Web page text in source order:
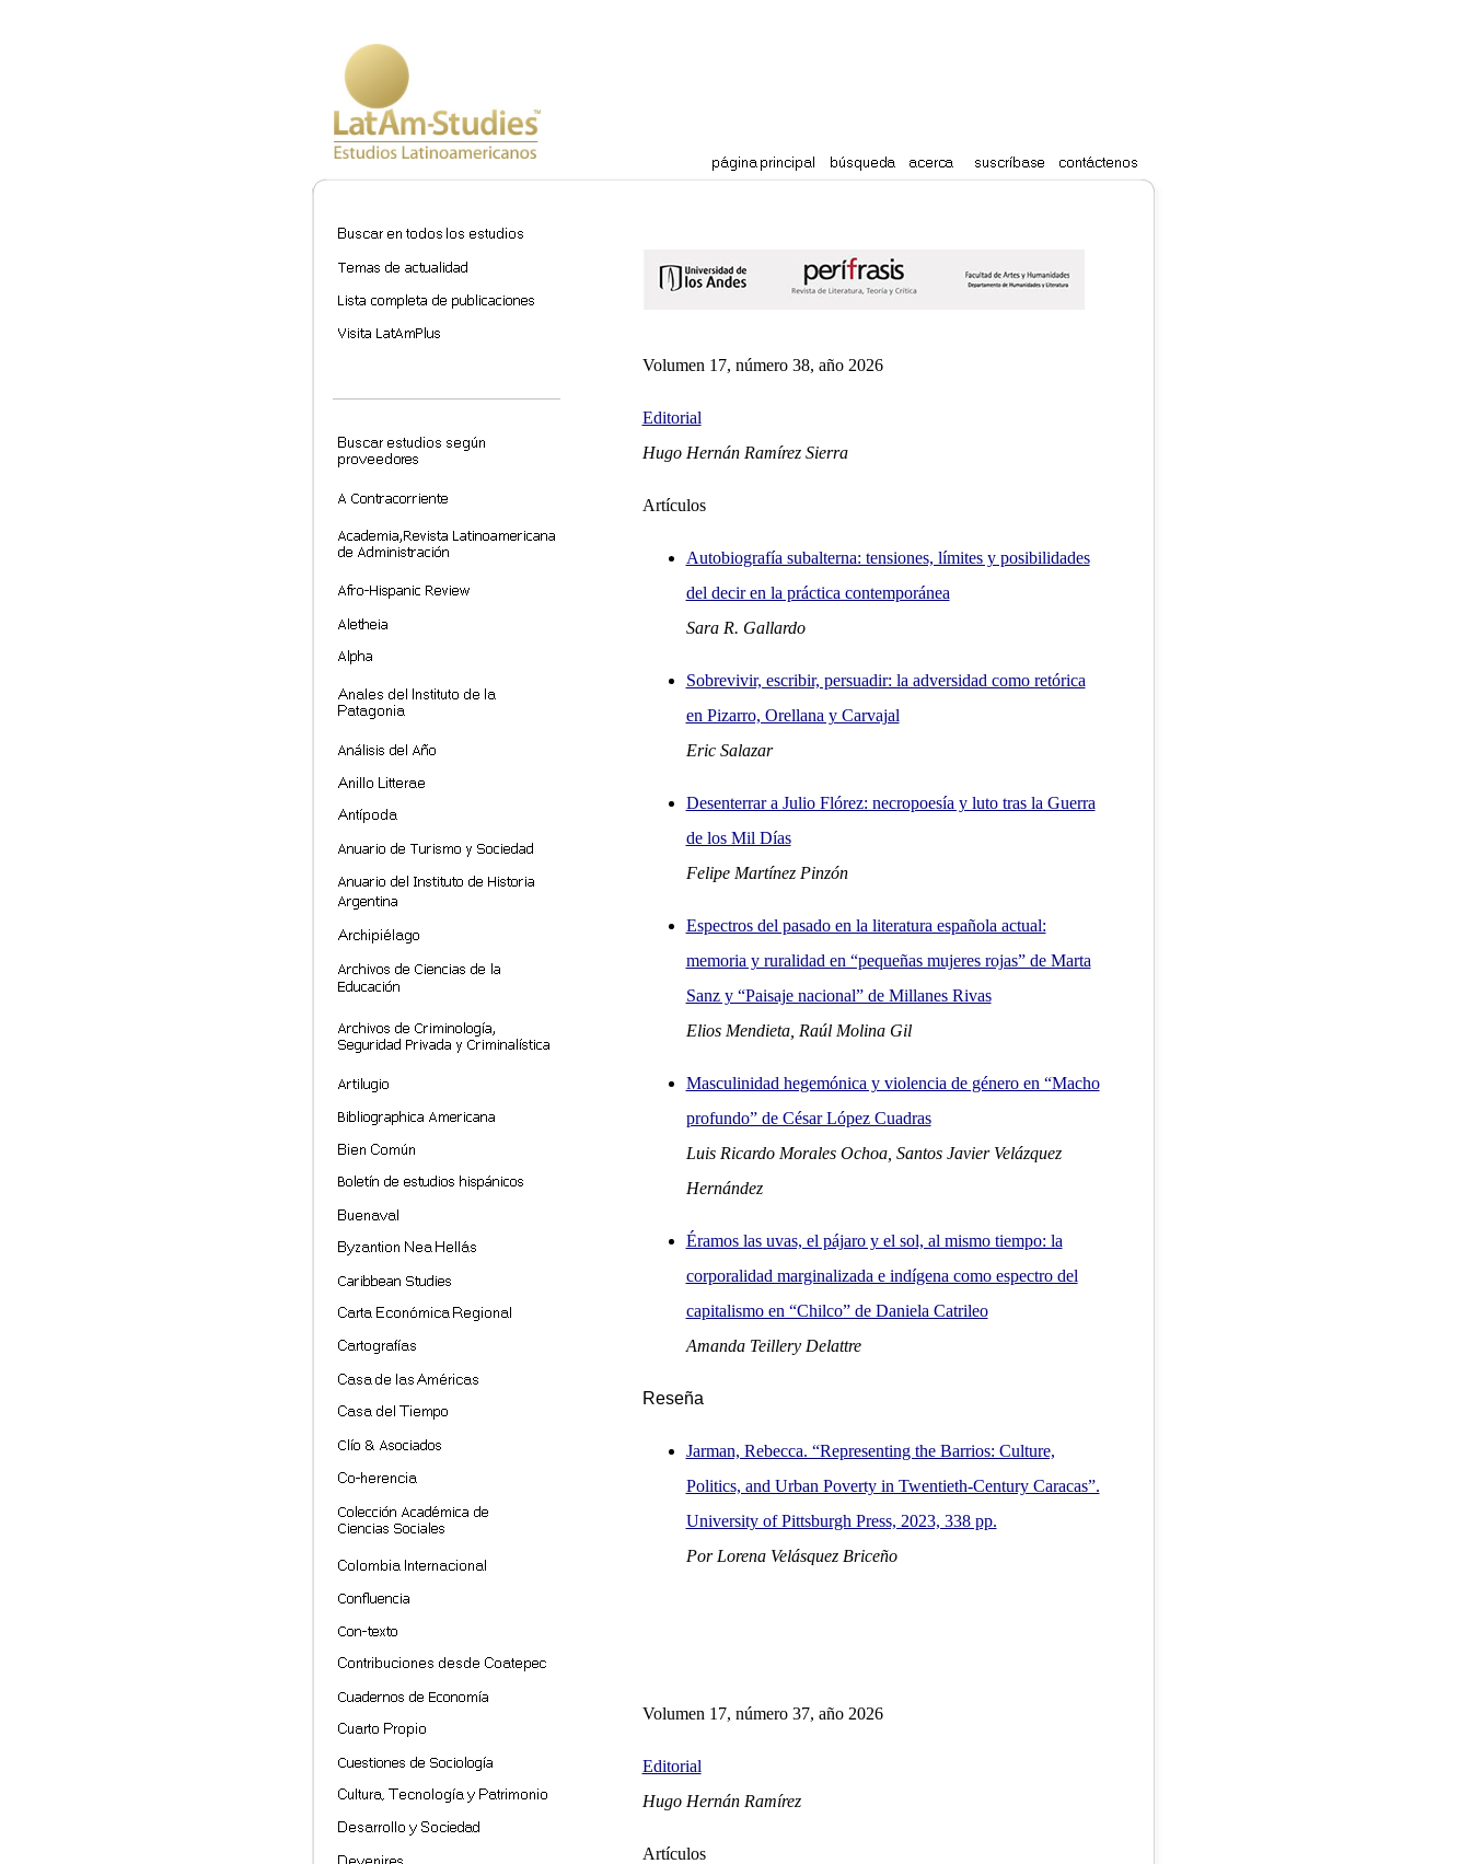
Volumen 17, número 38, año 2026
Editorial
Hugo Hernán Ramírez Sierra
Artículos
Autobiografía subalterna: tensiones, límites y posibilidades
del decir en la práctica contemporánea
Sara R. Gallardo
Sobrevivir, escribir, persuadir: la adversidad como retórica
en Pizarro, Orellana y Carvajal
Eric Salazar
Desenterrar a Julio Flórez: necropoesía y luto tras la Guerra
de los Mil Días
Felipe Martínez Pinzón
Espectros del pasado en la literatura española actual:
memoria y ruralidad en “pequeñas mujeres rojas” de Marta
Sanz y “Paisaje nacional” de Millanes Rivas
Elios Mendieta, Raúl Molina Gil
Masculinidad hegemónica y violencia de género en “Macho
profundo” de César López Cuadras
Luis Ricardo Morales Ochoa, Santos Javier Velázquez
Hernández
Éramos las uvas, el pájaro y el sol, al mismo tiempo: la
corporalidad marginalizada e indígena como espectro del
capitalismo en “Chilco” de Daniela Catrileo
Amanda Teillery Delattre
Reseña
Jarman, Rebecca. “Representing the Barrios: Culture,
Politics, and Urban Poverty in Twentieth-Century Caracas”.
University of Pittsburgh Press, 2023, 338 pp.
Por Lorena Velásquez Briceño
Volumen 17, número 37, año 2026
Editorial
Hugo Hernán Ramírez
Artículos